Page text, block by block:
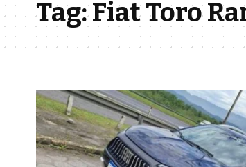
Tag:Fiat Toro